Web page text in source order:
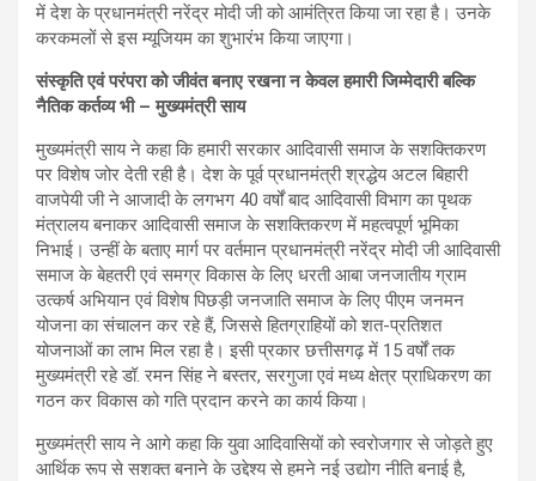
में देश के प्रधानमंत्री नरेंद्र मोदी जी को आमंत्रित किया जा रहा है। उनके
करकमलों से इस म्यूजियम का शुभारंभ किया जाएगा।
संस्कृति एवं परंपरा को जीवंत बनाए रखना न केवल हमारी जिम्मेदारी बल्कि
नैतिक कर्तव्य भी – मुख्यमंत्री साय
मुख्यमंत्री साय ने कहा कि हमारी सरकार आदिवासी समाज के सशक्तिकरण
पर विशेष जोर देती रही है। देश के पूर्व प्रधानमंत्री श्रद्धेय अटल बिहारी
वाजपेयी जी ने आजादी के लगभग 40 वर्षों बाद आदिवासी विभाग का पृथक
मंत्रालय बनाकर आदिवासी समाज के सशक्तिकरण में महत्वपूर्ण भूमिका
निभाई। उन्हीं के बताए मार्ग पर वर्तमान प्रधानमंत्री नरेंद्र मोदी जी आदिवासी
समाज के बेहतरी एवं समग्र विकास के लिए धरती आबा जनजातीय ग्राम
उत्कर्ष अभियान एवं विशेष पिछड़ी जनजाति समाज के लिए पीएम जनमन
योजना का संचालन कर रहे हैं, जिससे हितग्राहियों को शत-प्रतिशत
योजनाओं का लाभ मिल रहा है। इसी प्रकार छत्तीसगढ़ में 15 वर्षों तक
मुख्यमंत्री रहे डॉ. रमन सिंह ने बस्तर, सरगुजा एवं मध्य क्षेत्र प्राधिकरण का
गठन कर विकास को गति प्रदान करने का कार्य किया।
मुख्यमंत्री साय ने आगे कहा कि युवा आदिवासियों को स्वरोजगार से जोड़ते हुए
आर्थिक रूप से सशक्त बनाने के उद्देश्य से हमने नई उद्योग नीति बनाई है,